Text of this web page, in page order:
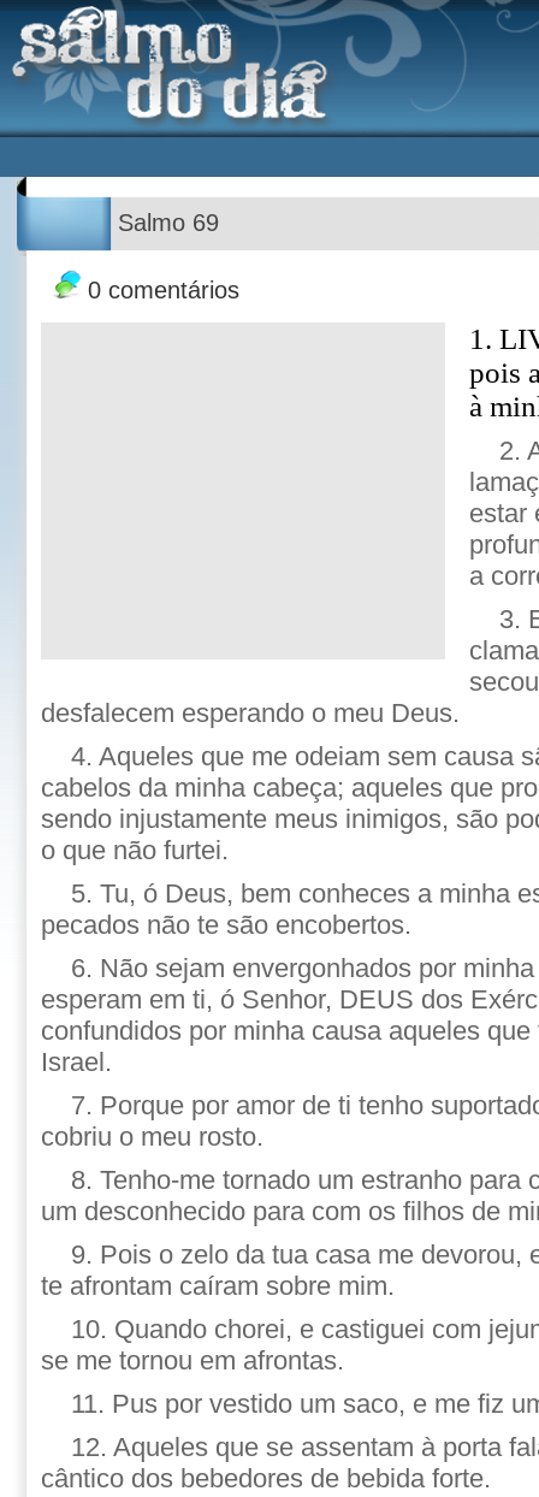
Salmo 69
0 comentários
1.
pois
à
2.
estar
a
3.
desfalecem esperando o meu Deus.
4. Aqueles que me odeiam sem causa
cabelos da minha cabeça; aqueles que
sendo injustamente meus inimigos, são
o que não furtei.
5. Tu, ó Deus, bem conheces a minha
pecados não te são encobertos.
6. Não sejam envergonhados por
esperam em ti, ó Senhor, DEUS dos
confundidos por minha causa aqueles
Israel.
7. Porque por amor de ti tenho
cobriu o meu rosto.
8. Tenho-me tornado um estranho para
um desconhecido para com os filhos de
9. Pois o zelo da tua casa me devorou,
te afrontam caíram sobre mim.
10. Quando chorei, e castiguei com
se me tornou em afrontas.
11. Pus por vestido um saco, e me fiz
12. Aqueles que se assentam à porta
cântico dos bebedores de bebida forte.